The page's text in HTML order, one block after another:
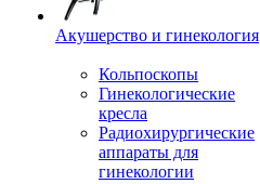
Акушерство и гинекология
Кольпоскопы
Гинекологические
кресла
Радиохирургические
аппараты для
гинекологии